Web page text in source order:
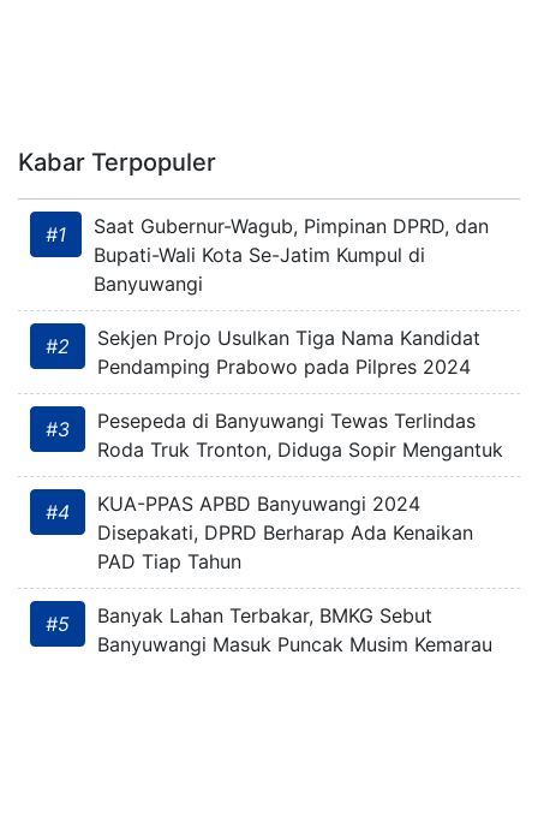
Kabar Terpopuler
#1
Saat Gubernur-Wagub, Pimpinan DPRD, dan
Bupati-Wali Kota Se-Jatim Kumpul di
Banyuwangi
#2
Sekjen Projo Usulkan Tiga Nama Kandidat
Pendamping Prabowo pada Pilpres 2024
#3
Pesepeda di Banyuwangi Tewas Terlindas
Roda Truk Tronton, Diduga Sopir Mengantuk
#4
KUA-PPAS APBD Banyuwangi 2024
Disepakati, DPRD Berharap Ada Kenaikan
PAD Tiap Tahun
#5
Banyak Lahan Terbakar, BMKG Sebut
Banyuwangi Masuk Puncak Musim Kemarau